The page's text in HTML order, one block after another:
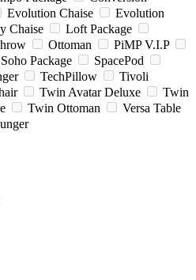
Evolution Chaise
Evolution
Chaise
Loft Package
Ottoman
PiMP V.I.P
Soho Package
SpacePod
TechPillow
Tivoli
Twin Avatar Deluxe
Twin
Twin Ottoman
Versa Table